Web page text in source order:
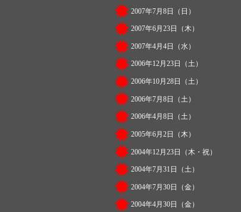
2007年7月8日（日）
2007年6月23日（木）
2007年4月4日（水）
2006年12月23日（土）
2006年10月28日（土）
2006年7月8日（土）
2006年4月8日（土）
2005年6月2日（木）
2004年12月23日（木・祝）
2004年7月31日（土）
2004年7月30日（金）
2004年4月30日（金）